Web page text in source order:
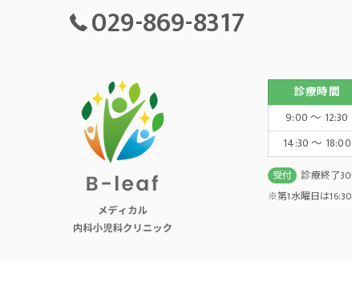
029-869-8317
診療時間
9:00 ～ 12:30
14:30 ～ 18:00
受付 診療終了
※第1水曜日は